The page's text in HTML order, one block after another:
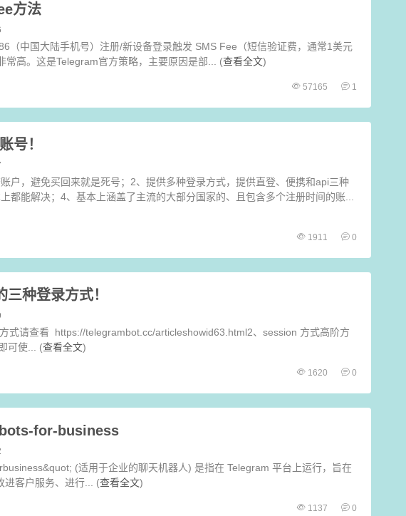
方法
（中国大陆手机号）注册/新设备登录触发 SMS Fee（短信验证费，通常1美元
常高。这是Telegram官方策略，主要原因是部... (查看全文)
57165 1
号！
户，避免买回来就是死号；2、提供多种登录方式，提供直登、便携和api三种
都能解决；4、基本上涵盖了主流的大部分国家的、且包含多个注册时间的账...
1911 0
种登录方式！
式请查看 https://telegrambot.cc/articleshowid63.html2、session 方式高阶方
可使... (查看全文)
1620 0
for-business
(适用于企业的聊天机器人) 是指在 Telegram 平台上运行，旨在
进客户服务、进行... (查看全文)
1137 0